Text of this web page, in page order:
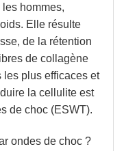
hommes,
Elle résulte
de la rétention
de collagène
les plus efficaces et
la cellulite est
de choc (ESWT).
ondes de choc ?